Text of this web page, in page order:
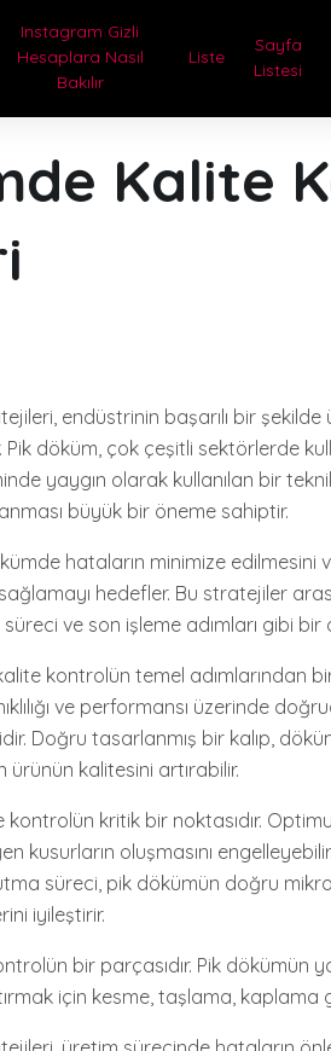
Instagram Gizli
Hesaplara Nasıl
Bakılır
Liste
Sayfa
Listesi
Kalite
endüstrinin başarılı bir
döküm, çok çeşitli sektörlerde
yaygın olarak kullanılan bir
büyük bir öneme sahiptir.
hataların minimize edilmesini
hedefler. Bu stratejiler
ve son işleme adımları gibi bir
kontrolün temel adımlarından
ve performansı üzerinde
Doğru tasarlanmış bir kalıp,
kalitesini artırabilir.
kritik bir noktasıdır.
kusurların oluşmasını
süreci, pik dökümün doğru
iyileştirir.
bir parçasıdır. Pik dökümün
için kesme, taşlama, kaplama